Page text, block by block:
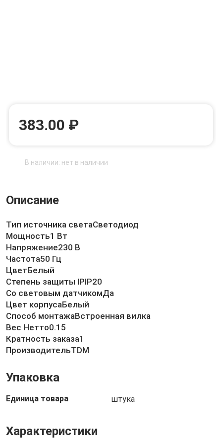
383.00 ₽
В наличии: нет в наличии
Описание
Тип источника светаСветодиод
Мощность1 Вт
Напряжение230 В
Частота50 Гц
ЦветБелый
Степень защиты IPIP20
Со световым датчикомДа
Цвет корпусаБелый
Способ монтажаВстроенная вилка
Вес Нетто0.15
Кратность заказа1
ПроизводительTDM
Упаковка
Единица товара штука
Характеристики